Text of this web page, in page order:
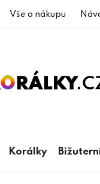
Vše o nákupu
Korálky